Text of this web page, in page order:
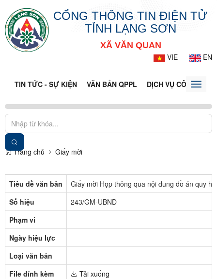
CỔNG THÔNG TIN ĐIỆN TỬ
TỈNH LẠNG SƠN
XÃ VĂN QUAN
VIE
EN
TIN TỨC - SỰ KIỆN VĂN BẢN QPPL DỊCH VỤ CÔNGToggle
Trang chủ Giấy mời
Tiêu đề văn bản
Giấy mời Họp thông qua nội dung đồ án quy
Số hiệu
243/GM-UBND
Phạm vi
Ngày hiệu lực
Loại văn bản
File đính kèm
Tải xuống